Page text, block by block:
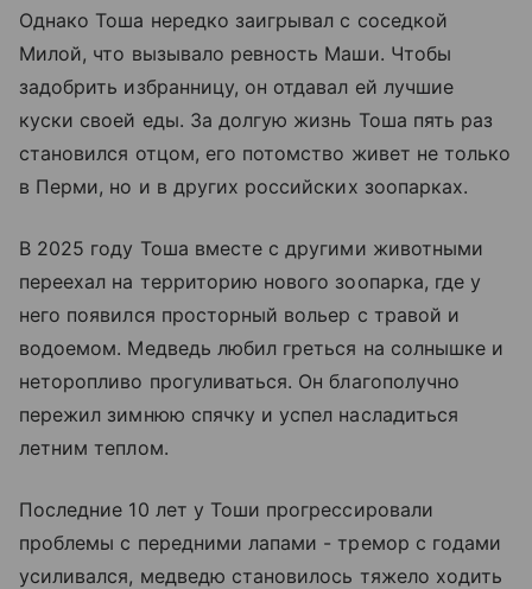
Однако Тоша нередко заигрывал с соседкой
Милой, что вызывало ревность Маши. Чтобы
задобрить избранницу, он отдавал ей лучшие
куски своей еды. За долгую жизнь Тоша пять раз
становился отцом, его потомство живет не только
в Перми, но и в других российских зоопарках.
В 2025 году Тоша вместе с другими животными
переехал на территорию нового зоопарка, где у
него появился просторный вольер с травой и
водоемом. Медведь любил греться на солнышке и
неторопливо прогуливаться. Он благополучно
пережил зимнюю спячку и успел насладиться
летним теплом.
Последние 10 лет у Тоши прогрессировали
проблемы с передними лапами - тремор с годами
усиливался, медведю становилось тяжело ходить